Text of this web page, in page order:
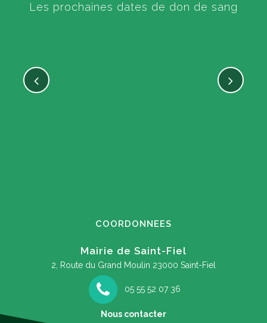
Les prochaines dates de don de sang
COORDONNEES
Mairie de Saint-Fiel
2, Route du Grand Moulin 23000 Saint-Fiel
05 55 52 07 36
Nous contacter